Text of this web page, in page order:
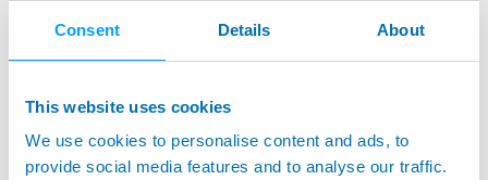
Consent Details About
This website uses cookies
We use cookies to personalise content and ads, to
provide social media features and to analyse our traffic.